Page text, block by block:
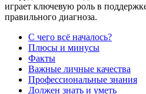
играет ключевую роль в
правильного диагноза.
С чего всё началось?
Плюсы и минусы
Факты
Важные личные качества
Профессиональные знания
Должен знать и уметь